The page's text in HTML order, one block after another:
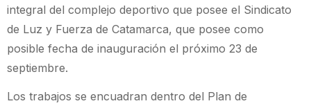
integral del complejo deportivo que posee el Sindicato
de Luz y Fuerza de Catamarca, que posee como
posible fecha de inauguración el próximo 23 de
septiembre.
Los trabajos se encuadran dentro del Plan de